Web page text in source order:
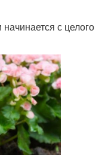
с целого